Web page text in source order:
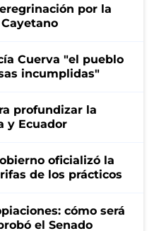
por la
Cuerva "el pueblo
incumplidas"
profundizar la
y Ecuador
oficializó la
de los prácticos
cómo será
el Senado